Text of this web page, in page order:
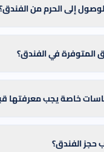
إلى الحرم من
المتوفرة في الفندق؟
خاصة يجب معرفتها
الفندق؟